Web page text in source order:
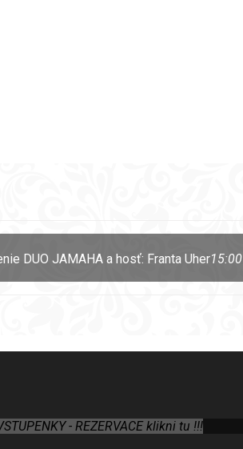
DUO JAMAHA a hosť: Franta Uher15:00
- REZERVACE klikni tu !!!